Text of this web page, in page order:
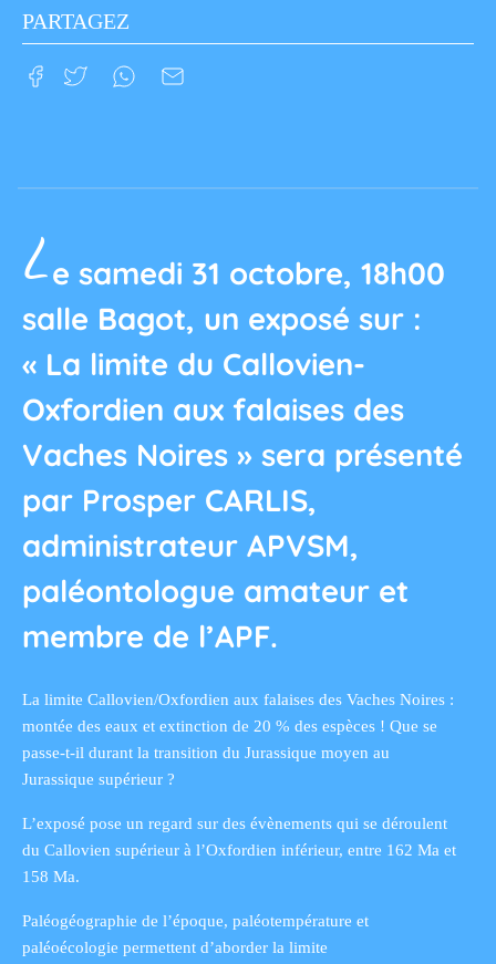
PARTAGEZ
Le samedi 31 octobre, 18h00
salle Bagot, un exposé sur :
« La limite du Callovien-
Oxfordien aux falaises des
Vaches Noires » sera présenté
par Prosper CARLIS,
administrateur APVSM,
paléontologue amateur et
membre de l’APF.
La limite Callovien/Oxfordien aux falaises des Vaches Noires :
montée des eaux et extinction de 20 % des espèces ! Que se
passe-t-il durant la transition du Jurassique moyen au
Jurassique supérieur ?
L’exposé pose un regard sur des évènements qui se déroulent
du Callovien supérieur à l’Oxfordien inférieur, entre 162 Ma et
158 Ma.
Paléogéographie de l’époque, paléotempérature et
paléoécologie permettent d’aborder la limite